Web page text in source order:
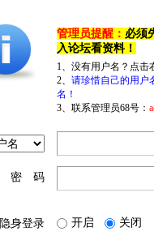
管理员提醒： 必须
入论坛看资料！
1、没有用户名？点
2、 请珍惜自己的用户
名！
3、联系管理员68号：
密 码
隐身登录 开启 关闭